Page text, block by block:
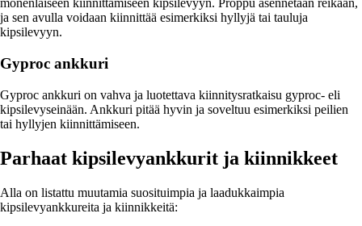
monenlaiseen kiinnittämiseen kipsilevyyn. Proppu asennetaan reikään,
ja sen avulla voidaan kiinnittää esimerkiksi hyllyjä tai tauluja
kipsilevyyn.
Gyproc ankkuri
Gyproc ankkuri on vahva ja luotettava kiinnitysratkaisu gyproc- eli
kipsilevyseinään. Ankkuri pitää hyvin ja soveltuu esimerkiksi peilien
tai hyllyjen kiinnittämiseen.
Parhaat kipsilevyankkurit ja kiinnikkeet
Alla on listattu muutamia suosituimpia ja laadukkaimpia
kipsilevyankkureita ja kiinnikkeitä: